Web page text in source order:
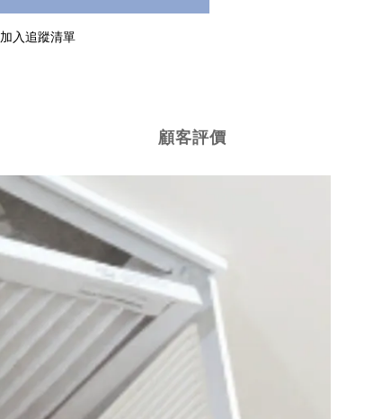
加入追蹤清單
顧客評價